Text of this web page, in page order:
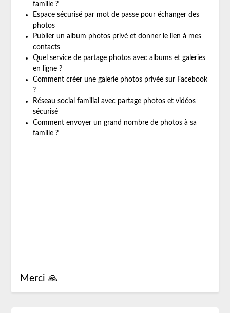
famille ?
Espace sécurisé par mot de passe pour échanger des
photos
Publier un album photos privé et donner le lien à mes
contacts
Quel service de partage photos avec albums et galeries
en ligne ?
Comment créer une galerie photos privée sur Facebook
?
Réseau social familial avec partage photos et vidéos
sécurisé
Comment envoyer un grand nombre de photos à sa
famille ?
Merci 🙏